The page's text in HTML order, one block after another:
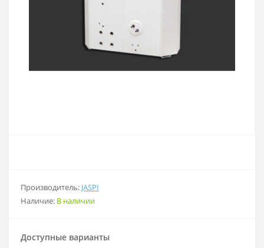
Производитель: JASPI
Наличие: В наличии
Доступные варианты